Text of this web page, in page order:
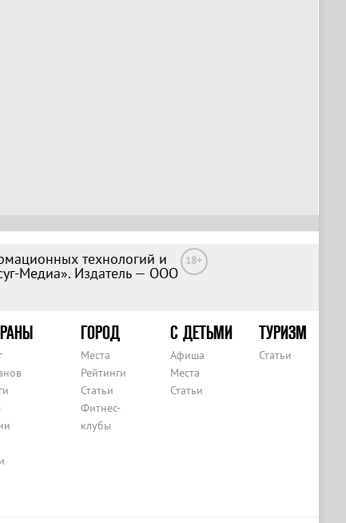
технологий и
Медиа». Издатель — ООО
18+
ГОРОД
Места
Рейтинги
Статьи
Фитнес-
клубы
С ДЕТЬМИ
Афиша
Места
Статьи
ТУРИЗМ
Статьи